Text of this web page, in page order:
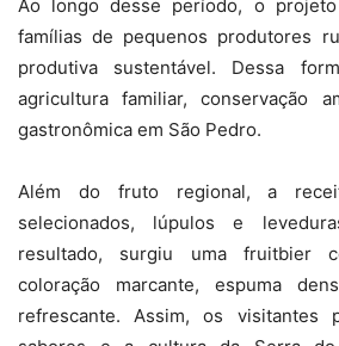
Ao longo desse período, o
famílias de pequenos produtores
produtiva sustentável. Dessa
agricultura familiar, conservação
gastronômica em São Pedro.
Além do fruto regional, a
selecionados, lúpulos e
resultado, surgiu uma fruitbier
coloração marcante, espuma
refrescante. Assim, os visitantes